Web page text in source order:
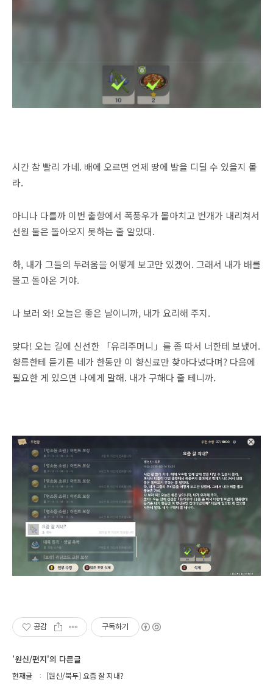
시간 참 빨리 가네. 배에 오르면 언제 땅에 발을 디딜 수 있을지 몰
라.
아니나 다를까 이번 출항에서 폭풍우가 몰아치고 번개가 내리쳐서
선원 둘은 돌아오지 못하는 줄 알았대.
하, 내가 그들의 두려움을 어떻게 보고만 있겠어. 그래서 내가 배를
몰고 돌아온 거야.
나 보러 와! 오늘은 좋은 날이니까, 내가 요리해 주지.
맞다! 오는 길에 신선한 「유리주머니」를 좀 따서 너한테 보냈어.
향릉한테 듣기론 네가 한동안 이 향신료만 찾아다녔다며? 다음에
필요한 게 있으면 나에게 말해. 내가 구해다 줄 테니까.
공감 구독하기
'원신/편지'의 다른글
현재글 [원신/북두] 요즘 잘 지내?